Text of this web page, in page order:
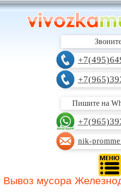
Пишите на
nik-
Вывоз мусора